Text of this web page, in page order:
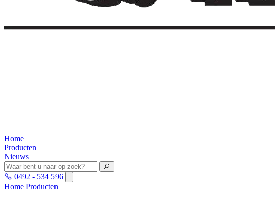
Home
Producten
Nieuws
0492 - 534 596
Home Producten